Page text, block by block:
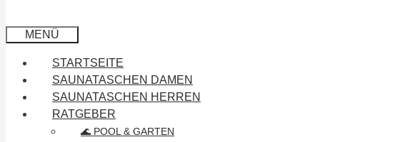
MENÜ
STARTSEITE
SAUNATASCHEN DAMEN
SAUNATASCHEN HERREN
RATGEBER
🌊 POOL & GARTEN